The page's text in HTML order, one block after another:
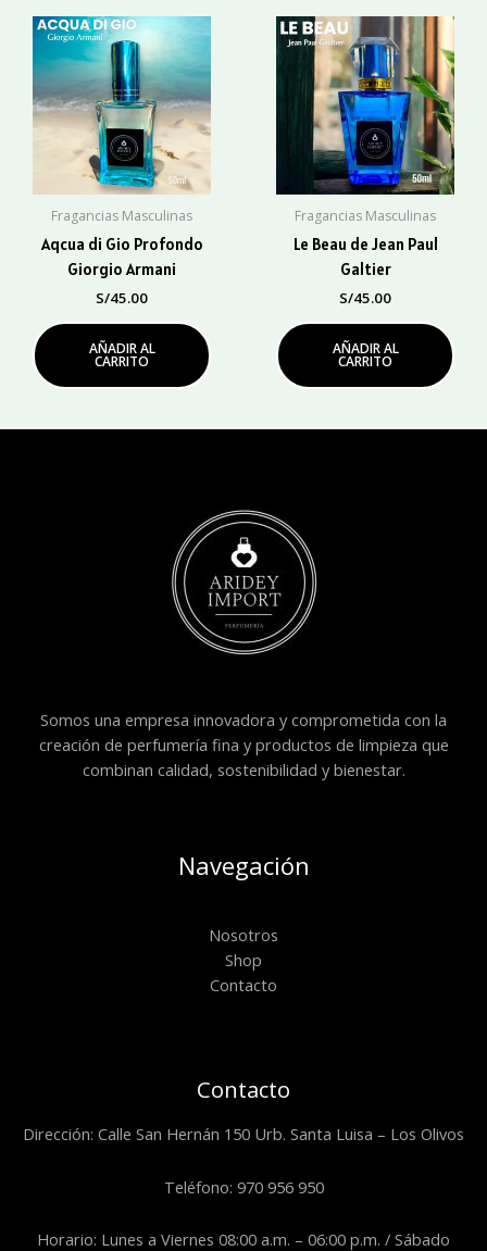
Fragancias Masculinas
Aqcua di Gio Profondo
Giorgio Armani
S/45.00
AÑADIR AL
CARRITO
Fragancias Masculinas
Le Beau de Jean Paul
Galtier
S/45.00
AÑADIR AL
CARRITO
Somos una empresa innovadora y comprometida con la
creación de perfumería fina y productos de limpieza que
combinan calidad, sostenibilidad y bienestar.
Navegación
Nosotros
Shop
Contacto
Contacto
Dirección: Calle San Hernán 150 Urb. Santa Luisa – Los Olivos
Teléfono: 970 956 950
Horario: Lunes a Viernes 08:00 a.m. – 06:00 p.m. / Sábado